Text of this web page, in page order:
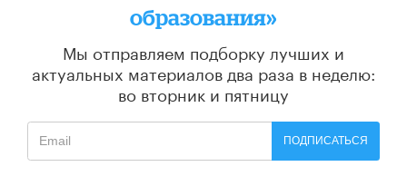
образования»
Мы отправляем подборку лучших и
актуальных материалов два раза в неделю:
во вторник и пятницу
ПОДПИСАТЬСЯ